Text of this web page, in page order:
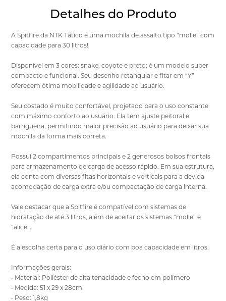
Detalhes do Produto
A Spitfire da NTK Tático é uma mochila de assalto tipo “molle” com
capacidade para 30 litros!
Disponível em 3 cores: snake, coyote e preto; é um modelo super
compacto e funcional. Seu desenho retangular e fitar em “Y”
oferecem ótima mobilidade e agilidade ao usuário.
Seu costado é muito confortável, projetado para o uso constante
com máximo conforto ao usuário. Ela tem ajuste peitoral e
barrigueira, permitindo maior precisão ao usuário para deixar sua
mochila da forma mais correta.
Possui 2 compartimentos principais e 2 generosos bolsos frontais
para armazenamento de carga de acesso rápido. Em sua estrutura,
ela conta com diversas fitas horizontais e verticais para a devida
acomodação de carga extra e/ou compactação de carga interna.
Vale destacar que a Spitfire é compatível com sistemas de
hidratação de até 3 litros, além de aceitar os sistemas “molle” e
“alice”.
É a escolha certa para o uso diário com boa capacidade em litros.
Informações gerais:
• Material: Poliéster de alta tenacidade e fecho em polímero
• Medida: 51 x 29 x 28cm
• Peso: 1,8kg